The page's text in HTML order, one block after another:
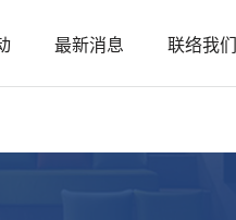
最新消息 联络我们